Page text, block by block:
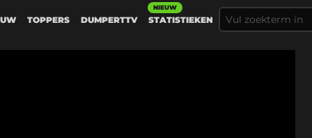
TOPPERS DUMPERTTV STATISTIEKEN
NIEUW